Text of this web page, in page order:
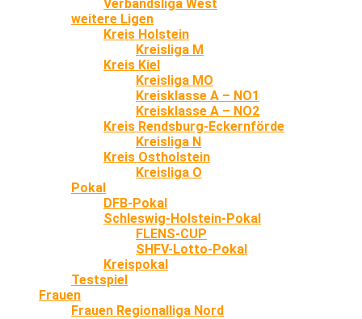
Verbandsliga West
weitere Ligen
Kreis Holstein
Kreisliga M
Kreis Kiel
Kreisliga MO
Kreisklasse A – NO1
Kreisklasse A – NO2
Kreis Rendsburg-Eckernförde
Kreisliga N
Kreis Ostholstein
Kreisliga O
Pokal
DFB-Pokal
Schleswig-Holstein-Pokal
FLENS-CUP
SHFV-Lotto-Pokal
Kreispokal
Testspiel
Frauen
Frauen Regionalliga Nord